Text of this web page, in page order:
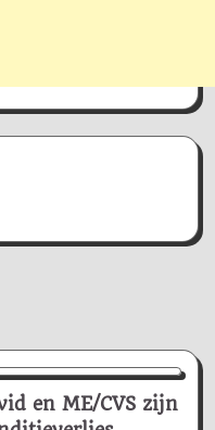
en ME/CVS zijn